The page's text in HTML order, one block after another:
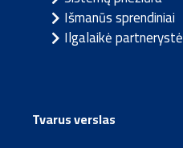
Išmanūs sprendiniai
Ilgalaikė partnerystė
Tvarus verslas